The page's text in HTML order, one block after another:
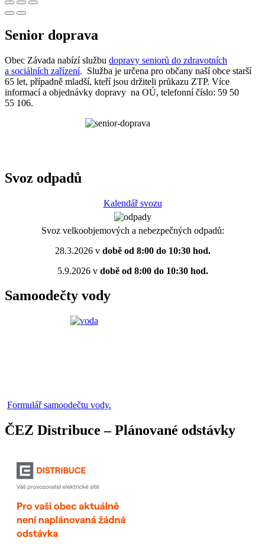
Senior doprava
Obec Závada nabízí službu dopravy seniorů do zdravotních
a sociálních zařízení. Služba je určena pro občany naší obce starší
65 let, případně mladší, kteří jsou držiteli průkazu ZTP. Více
informací a objednávky dopravy na OÚ, telefonní číslo: 59 50
55 106.
Svoz odpadů
Kalendář svozu
Svoz velkoobjemových a nebezpečných odpadů:
28.3.2026 vdobě od 8:00 do 10:30 hod.
5.9.2026 vdobě od 8:00 do 10:30 hod.
Samoodečty vody
Formulář samoodečtu vody.
ČEZ Distribuce – Plánované odstávky